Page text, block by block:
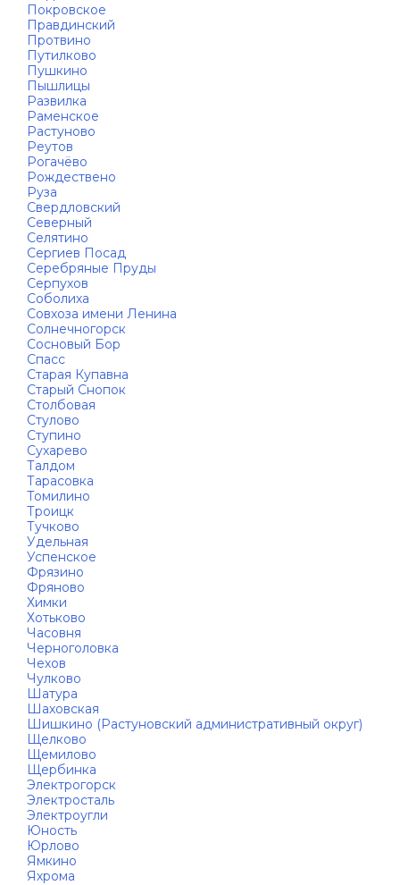
Покровское
Правдинский
Протвино
Путилково
Пушкино
Пышлицы
Развилка
Раменское
Растуново
Реутов
Рогачёво
Рождествено
Руза
Свердловский
Северный
Селятино
Сергиев Посад
Серебряные Пруды
Серпухов
Соболиха
Совхоза имени Ленина
Солнечногорск
Сосновый Бор
Спасс
Старая Купавна
Старый Снопок
Столбовая
Стулово
Ступино
Сухарево
Талдом
Тарасовка
Томилино
Троицк
Тучково
Удельная
Успенское
Фрязино
Фряново
Химки
Хотьково
Часовня
Черноголовка
Чехов
Чулково
Шатура
Шаховская
Шишкино (Растуновский административный округ)
Щелково
Щемилово
Щербинка
Электрогорск
Электросталь
Электроугли
Юность
Юрлово
Ямкино
Яхрома